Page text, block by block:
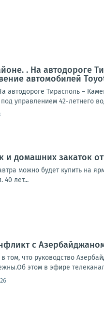
. На автодороге
автомобилей
автодороге Тирасполь –
управлением 42-летнего
и домашних закаток
можно будет купить на
40 лет...
с
в том, что руководство
этом в эфире